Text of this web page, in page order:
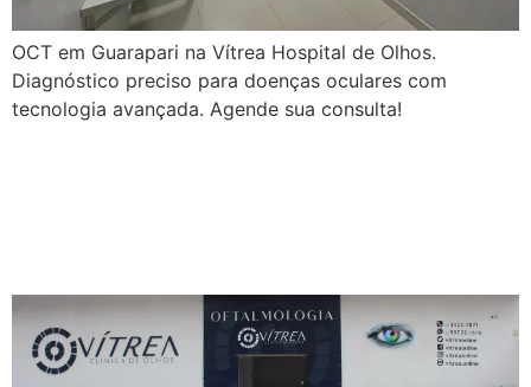
OCT em Guarapari na Vítrea Hospital de Olhos.
Diagnóstico preciso para doenças oculares com
tecnologia avançada. Agende sua consulta!